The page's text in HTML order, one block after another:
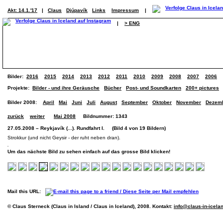
Akt: 14.1.'17 | Claus Djúpavík Links Impressum |
| > ENG
Bilder: 2016 2015 2014 2013 2012 2011 2010 2009 2008 2007 2006
Projekte: Bilder - und ihre Geräusche Bücher Post- und Soundkarten 200+ pictures
Bilder 2008: April Mai Juni Juli August September Oktober November
zurück weiter Mai 2008 Bildnummer: 1343
27.05.2008 – Reykjavík (...). Rundfahrt I. (Bild 4 von 19 Bildern)
Strokkur (und nicht Geysir - der ruht neben dran).
Um das nächste Bild zu sehen einfach auf das grosse Bild klicken!
Mail this URL:
© Claus Sterneck (Claus in Island / Claus in Iceland), 2008. Kontakt: info@claus-in-